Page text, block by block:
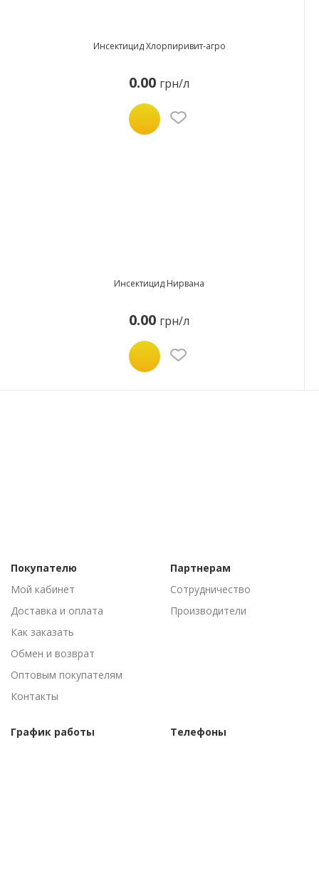
Инсектицид Хлорпиривит-агро
0.00 грн/л
Инсектицид Нирвана
0.00 грн/л
Покупателю
Мой кабинет
Доставка и оплата
Как заказать
Обмен и возврат
Оптовым покупателям
Контакты
Партнерам
Сотрудничество
Производители
График работы
Телефоны